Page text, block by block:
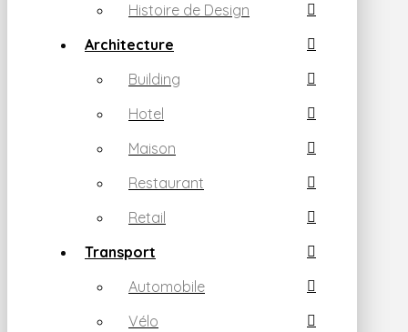
Histoire de Design
Architecture
Building
Hotel
Maison
Restaurant
Retail
Transport
Automobile
Vélo